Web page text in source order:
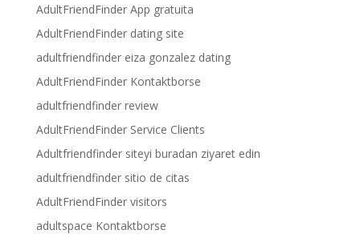
AdultFriendFinder App gratuita
AdultFriendFinder dating site
adultfriendfinder eiza gonzalez dating
AdultFriendFinder Kontaktborse
adultfriendfinder review
AdultFriendFinder Service Clients
Adultfriendfinder siteyi buradan ziyaret edin
adultfriendfinder sitio de citas
AdultFriendFinder visitors
adultspace Kontaktborse